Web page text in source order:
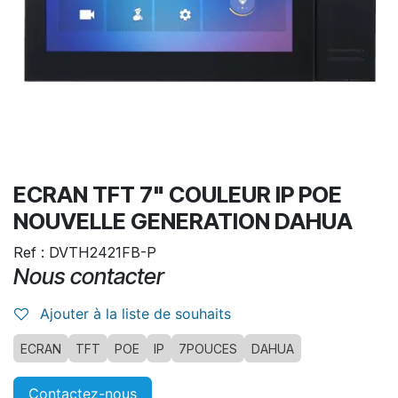
ECRAN TFT 7" COULEUR IP POE
NOUVELLE GENERATION DAHUA
Ref : DVTH2421FB-P
Nous contacter
Ajouter à la liste de souhaits
ECRAN TFT POE IP 7POUCES DAHUA
Contactez-nous